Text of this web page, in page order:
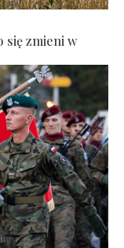
się zmieni w